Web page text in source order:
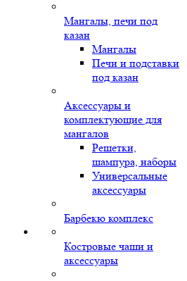
Мангалы, печи под
казан
Мангалы
Печи и подставки
под казан
Аксессуары и
комплектующие для
мангалов
Решетки,
шампура, наборы
Универсальные
аксессуары
Барбекю комплекс
Костровые чаши и
аксессуары